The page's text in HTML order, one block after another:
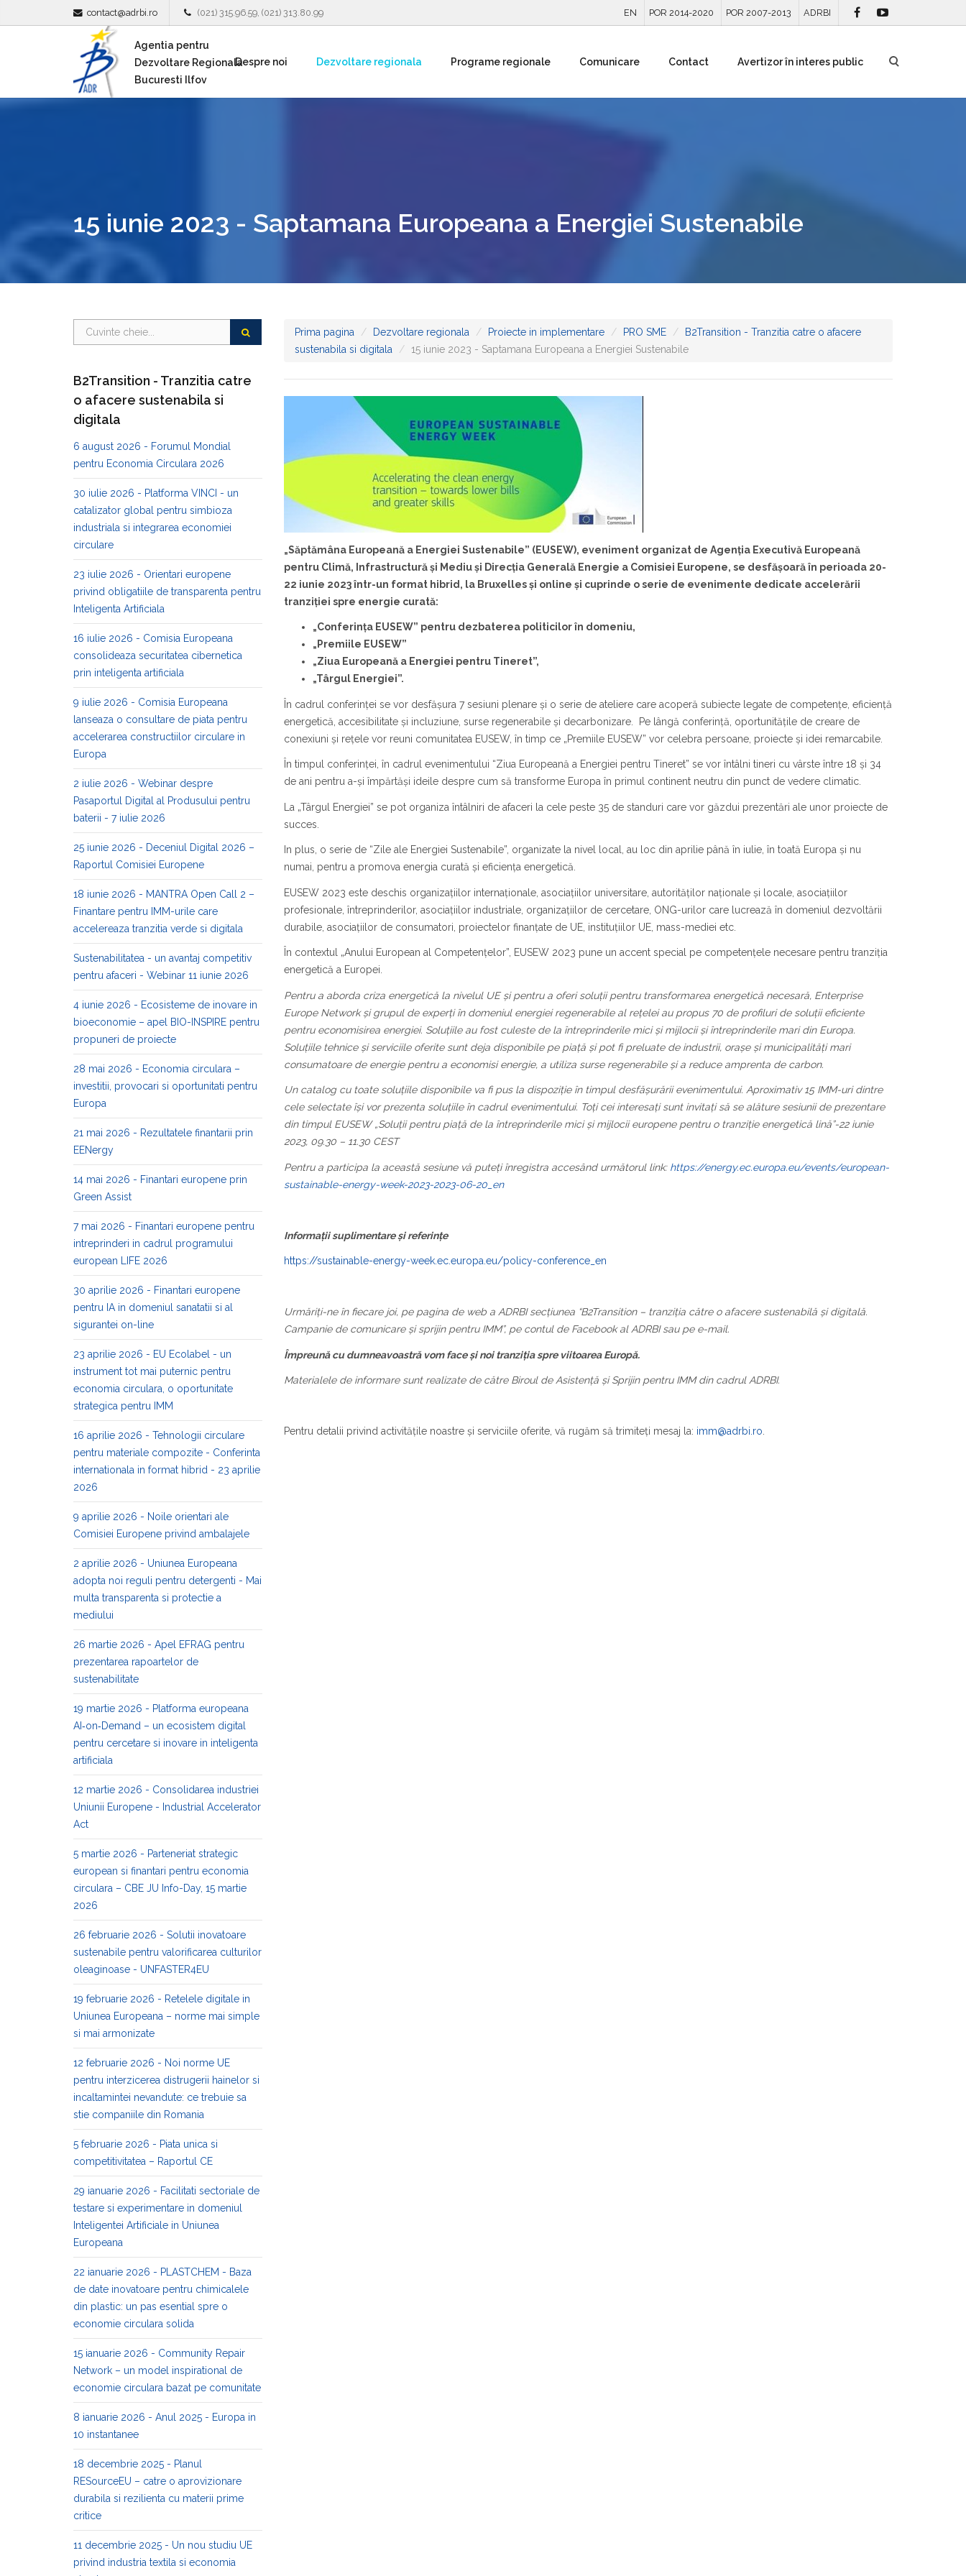
contact@adrbi.ro (021) 315.96.59, (021) 313.80.99 EN POR 2014-2020 POR 2007-2013 ADRBI
Agentia pentru
Dezvoltare Regionala
Bucuresti Ilfov
Despre noi Dezvoltare regionala Programe regionale Comunicare Contact Avertizor în interes public
15 iunie 2023 - Saptamana Europeana a Energiei Sustenabile
Prima pagina Dezvoltare regionala Proiecte in implementare PRO SME
B2Transition - Tranzitia catre o afacere
sustenabila si digitala
15 iunie 2023 - Saptamana Europeana a Energiei Sustenabile
„Săptămâna Europeană a Energiei Sustenabile” (EUSEW), eveniment organizat de Agenția Executivă Europeană
pentru Climă, Infrastructură și Mediu și Direcția Generală Energie a Comisiei Europene, se desfășoară în perioada 20-
22 iunie 2023 într-un format hibrid, la Bruxelles și online și cuprinde o serie de evenimente dedicate accelerării
tranziției spre energie curată:
„Conferința EUSEW” pentru dezbaterea politicilor în domeniu,
„Premiile EUSEW”
„Ziua Europeană a Energiei pentru Tineret”,
„Târgul Energiei”.
În cadrul conferinței se vor desfășura 7 sesiuni plenare și o serie de ateliere care acoperă subiecte legate de competențe, eficiență
energetică, accesibilitate și incluziune, surse regenerabile și decarbonizare. Pe lângă conferință, oportunitățile de creare de
conexiuni și rețele vor reuni comunitatea EUSEW, în timp ce „Premiile EUSEW” vor celebra persoane, proiecte și idei remarcabile.
În timpul conferinței, în cadrul evenimentului “Ziua Europeană a Energiei pentru Tineret” se vor întâlni tineri cu vârste între 18 și 34
de ani pentru a-și împărtăși ideile despre cum să transforme Europa în primul continent neutru din punct de vedere climatic.
La „Târgul Energiei” se pot organiza întâlniri de afaceri la cele peste 35 de standuri care vor găzdui prezentări ale unor proiecte de
succes.
In plus, o serie de “Zile ale Energiei Sustenabile”, organizate la nivel local, au loc din aprilie până în iulie, în toată Europa și nu
numai, pentru a promova energia curată și eficiența energetică.
EUSEW 2023 este deschis organizațiilor internaționale, asociațiilor universitare, autorităților naționale și locale, asociațiilor
profesionale, întreprinderilor, asociațiilor industriale, organizațiilor de cercetare, ONG-urilor care lucrează în domeniul dezvoltării
durabile, asociațiilor de consumatori, proiectelor finanțate de UE, instituțiilor UE, mass-mediei etc.
În contextul „Anului European al Competențelor”, EUSEW 2023 pune un accent special pe competențele necesare pentru tranziția
energetică a Europei.
Pentru a aborda criza energetică la nivelul UE și pentru a oferi soluții pentru transformarea energetică necesară, Enterprise
Europe Network și grupul de experți în domeniul energiei regenerabile al rețelei au propus 70 de profiluri de soluții eficiente
pentru economisirea energiei. Soluțiile au fost culeste de la întreprinderile mici și mijlocii și întreprinderile mari din Europa.
Soluțiile tehnice și serviciile oferite sunt deja disponibile pe piață și pot fi preluate de industrii, orașe și municipalități mari
consumatoare de energie pentru a economisi energie, a utiliza surse regenerabile și a reduce amprenta de carbon.
Un catalog cu toate soluțiile disponibile va fi pus la dispoziție în timpul desfășurării evenimentului. Aproximativ 15 IMM-uri dintre
cele selectate își vor prezenta soluțiile în cadrul evenimentului. Toți cei interesați sunt invitați să se alăture sesiunii de prezentare
din timpul EUSEW „Soluții pentru piață de la întreprinderile mici și mijlocii europene pentru o tranziție energetică lină”-22 iunie
2023, 09.30 – 11.30 CEST
Pentru a participa la această sesiune vă puteți înregistra accesând următorul link: https://energy.ec.europa.eu/events/european-
sustainable-energy-week-2023-2023-06-20_en
Informații suplimentare și referințe
https://sustainable-energy-week.ec.europa.eu/policy-conference_en
Urmăriți-ne în fiecare joi, pe pagina de web a ADRBI secțiunea “B2Transition – tranziția către o afacere sustenabilă și digitală.
Campanie de comunicare și sprijin pentru IMM”, pe contul de Facebook al ADRBI sau pe e-mail.
Împreună cu dumneavoastră vom face și noi tranziția spre viitoarea Europă.
Materialele de informare sunt realizate de către Biroul de Asistență și Sprijin pentru IMM din cadrul ADRBI.
Pentru detalii privind activitățile noastre și serviciile oferite, vă rugăm să trimiteți mesaj la: imm@adrbi.ro.
B2Transition - Tranzitia catre
o afacere sustenabila si
digitala
6 august 2026 - Forumul Mondial
pentru Economia Circulara 2026
30 iulie 2026 - Platforma VINCI - un
catalizator global pentru simbioza
industriala si integrarea economiei
circulare
23 iulie 2026 - Orientari europene
privind obligatiile de transparenta pentru
Inteligenta Artificiala
16 iulie 2026 - Comisia Europeana
consolideaza securitatea cibernetica
prin inteligenta artificiala
9 iulie 2026 - Comisia Europeana
lanseaza o consultare de piata pentru
accelerarea constructiilor circulare in
Europa
2 iulie 2026 - Webinar despre
Pasaportul Digital al Produsului pentru
baterii - 7 iulie 2026
25 iunie 2026 - Deceniul Digital 2026 –
Raportul Comisiei Europene
18 iunie 2026 - MANTRA Open Call 2 –
Finantare pentru IMM-urile care
accelereaza tranzitia verde si digitala
Sustenabilitatea - un avantaj competitiv
pentru afaceri - Webinar 11 iunie 2026
4 iunie 2026 - Ecosisteme de inovare in
bioeconomie – apel BIO-INSPIRE pentru
propuneri de proiecte
28 mai 2026 - Economia circulara –
investitii, provocari si oportunitati pentru
Europa
21 mai 2026 - Rezultatele finantarii prin
EENergy
14 mai 2026 - Finantari europene prin
Green Assist
7 mai 2026 - Finantari europene pentru
intreprinderi in cadrul programului
european LIFE 2026
30 aprilie 2026 - Finantari europene
pentru IA in domeniul sanatatii si al
sigurantei on-line
23 aprilie 2026 - EU Ecolabel - un
instrument tot mai puternic pentru
economia circulara, o oportunitate
strategica pentru IMM
16 aprilie 2026 - Tehnologii circulare
pentru materiale compozite - Conferinta
internationala in format hibrid - 23 aprilie
2026
9 aprilie 2026 - Noile orientari ale
Comisiei Europene privind ambalajele
2 aprilie 2026 - Uniunea Europeana
adopta noi reguli pentru detergenti - Mai
multa transparenta si protectie a
mediului
26 martie 2026 - Apel EFRAG pentru
prezentarea rapoartelor de
sustenabilitate
19 martie 2026 - Platforma europeana
AI‑on‑Demand – un ecosistem digital
pentru cercetare si inovare in inteligenta
artificiala
12 martie 2026 - Consolidarea industriei
Uniunii Europene - Industrial Accelerator
Act
5 martie 2026 - Parteneriat strategic
european si finantari pentru economia
circulara – CBE JU Info-Day, 15 martie
2026
26 februarie 2026 - Solutii inovatoare
sustenabile pentru valorificarea culturilor
oleaginoase - UNFASTER4EU
19 februarie 2026 - Retelele digitale in
Uniunea Europeana – norme mai simple
si mai armonizate
12 februarie 2026 - Noi norme UE
pentru interzicerea distrugerii hainelor si
incaltamintei nevandute: ce trebuie sa
stie companiile din Romania
5 februarie 2026 - Piata unica si
competitivitatea – Raportul CE
29 ianuarie 2026 - Facilitati sectoriale de
testare si experimentare in domeniul
Inteligentei Artificiale in Uniunea
Europeana
22 ianuarie 2026 - PLASTCHEM - Baza
de date inovatoare pentru chimicalele
din plastic: un pas esential spre o
economie circulara solida
15 ianuarie 2026 - Community Repair
Network – un model inspirational de
economie circulara bazat pe comunitate
8 ianuarie 2026 - Anul 2025 - Europa in
10 instantanee
18 decembrie 2025 - Planul
RESourceEU – catre o aprovizionare
durabila si rezilienta cu materii prime
critice
11 decembrie 2025 - Un nou studiu UE
privind industria textila si economia